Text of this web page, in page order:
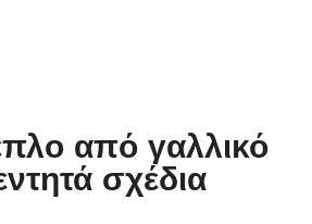
από γαλλικό
σχέδια